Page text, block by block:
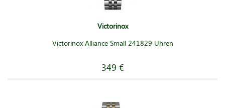
Victorinox
Victorinox Alliance Small 241829 Uhren
349 €